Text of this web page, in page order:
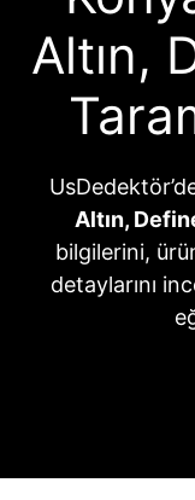
Altın,
Altın,
bilgilerini,
detaylarını